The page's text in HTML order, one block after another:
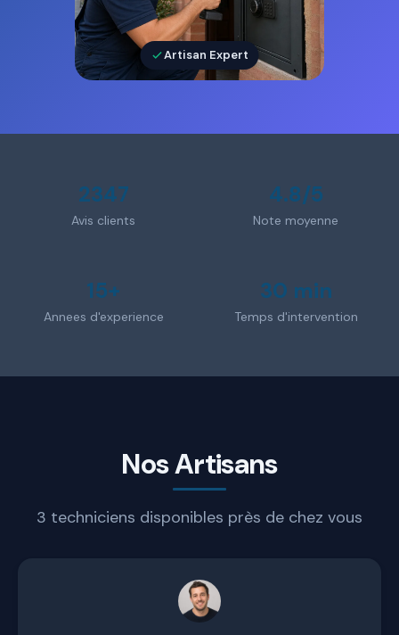
Artisan Expert
2347
Avis clients
4.8/5
Note moyenne
15+
Annees d'experience
30 min
Temps d'intervention
Nos Artisans
3 techniciens disponibles près de chez vous